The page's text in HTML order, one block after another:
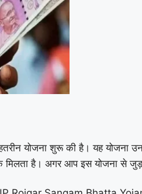
योजना शुरू की है। यह योजना
मिलता है। अगर आप इस योजना से